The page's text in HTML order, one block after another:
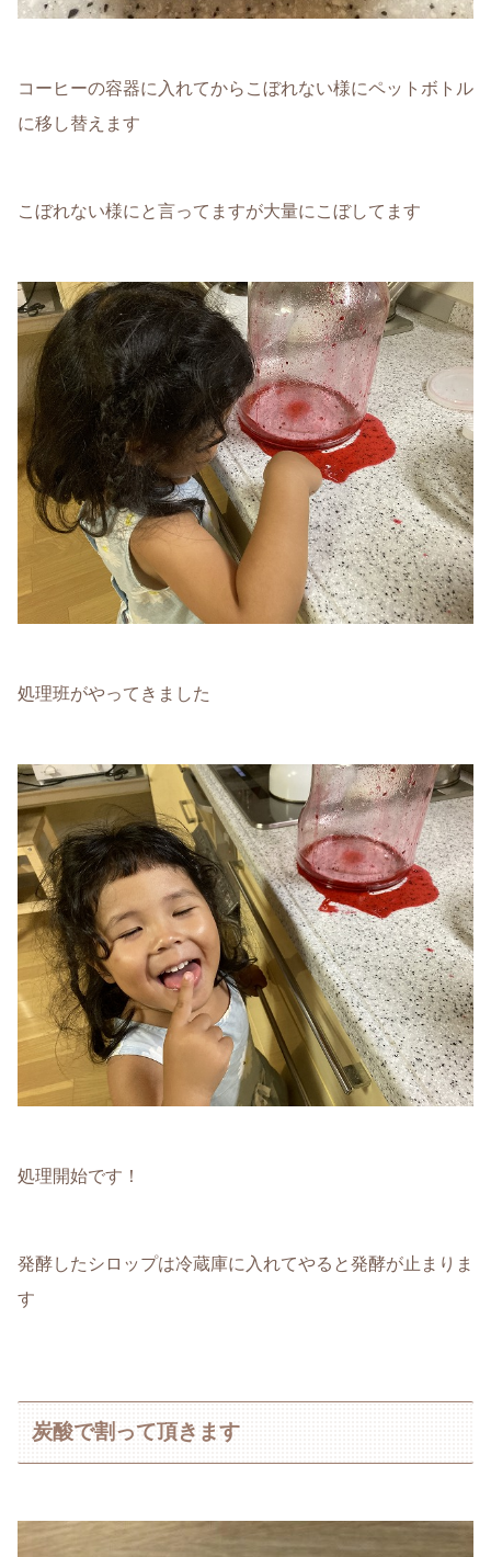
コーヒーの容器に入れてからこぼれない様にペットボトル
に移し替えます
こぼれない様にと言ってますが大量にこぼしてます
処理班がやってきました
処理開始です！
発酵したシロップは冷蔵庫に入れてやると発酵が止まりま
す
炭酸で割って頂きます